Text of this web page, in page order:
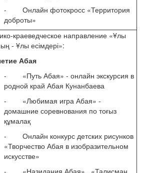
- Онлайн фотокросс «Территория
доброты»
краеведческое направление «Ұлы
- Ұлы есімдері»:
Абая
- «Путь Абая» - онлайн экскурсия в
родной край Абая Кунанбаева
- «Любимая игра Абая» -
домашние соревнования по тоғыз
құмалақ
- Онлайн конкурс детских рисунков
«Творчество Абая в изобразительном
искусстве»
- «Назидания Абая», «Талисман